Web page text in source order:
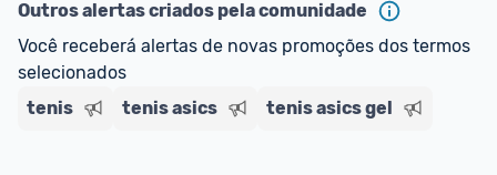
: A partir de 2 dias úteis.*
*Confira aqui as regras e condições!
Outros alertas criados pela comunidade
Você receberá alertas de novas promoções dos termos
selecionados
tenis
tenis asics tenis asics gel